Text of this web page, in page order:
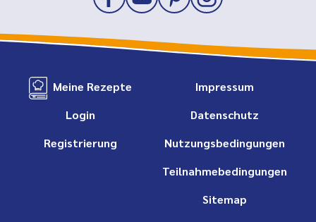
Meine Rezepte
Login
Registrierung
Impressum
Datenschutz
Nutzungsbedingungen
Teilnahmebedingungen
Sitemap